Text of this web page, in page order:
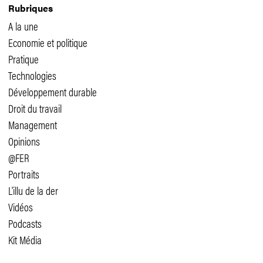
Rubriques
A la une
Economie et politique
Pratique
Technologies
Développement durable
Droit du travail
Management
Opinions
@FER
Portraits
L'illu de la der
Vidéos
Podcasts
Kit Média